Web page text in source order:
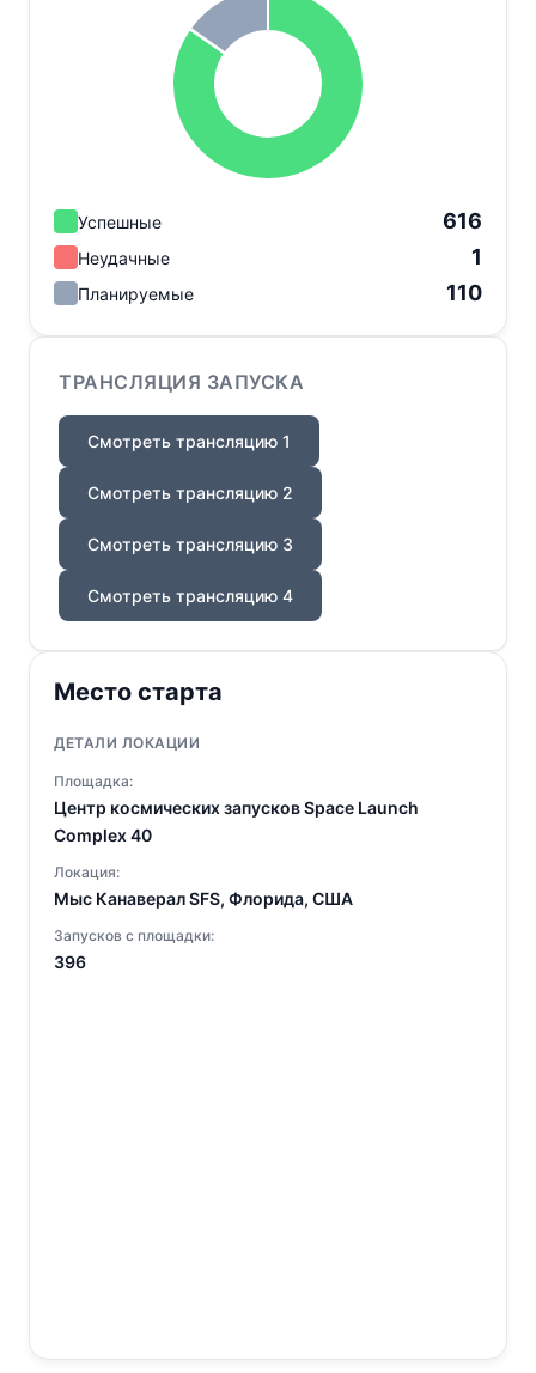
Успешные 616
Неудачные 1
Планируемые 110
ТРАНСЛЯЦИЯ ЗАПУСКА
Смотреть трансляцию 1
Смотреть трансляцию 2
Смотреть трансляцию 3
Смотреть трансляцию 4
Место старта
ДЕТАЛИ ЛОКАЦИИ
Площадка:
Центр космических запусков Space Launch
Complex 40
Локация:
Мыс Канаверал SFS, Флорида, США
Запусков с площадки:
396